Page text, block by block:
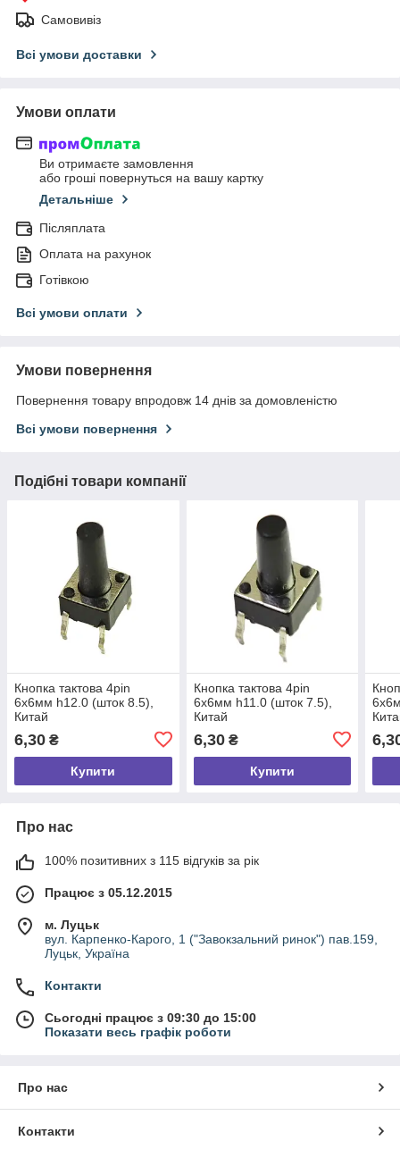
Самовивіз
Всі умови доставки
Умови оплати
Ви отримаєте замовлення
або гроші повернуться на вашу картку
Детальніше
Післяплата
Оплата на рахунок
Готівкою
Всі умови оплати
Умови повернення
Повернення товару впродовж 14 днів за домовленістю
Всі умови повернення
Подібні товари компанії
Кнопка тактова 4pin
6x6мм h12.0 (шток 8.5),
Китай
6,30 ₴
Купити
Кнопка тактова 4pin
6x6мм h11.0 (шток 7.5),
Китай
6,30₴
Купити
Про нас
100% позитивних з 115 відгуків за рік
Працює з 05.12.2015
м. Луцьк
вул. Карпенко-Карого, 1 ("Завокзальний ринок") пав.159,
Луцьк, Україна
Контакти
Сьогодні працює з 09:30 до 15:00
Показати весь графік роботи
Про нас
Контакти